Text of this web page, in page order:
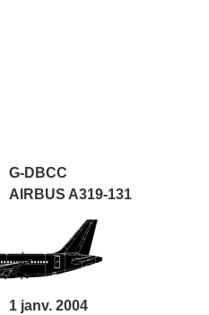
G-DBCC
AIRBUS A319-131
1 janv. 2004